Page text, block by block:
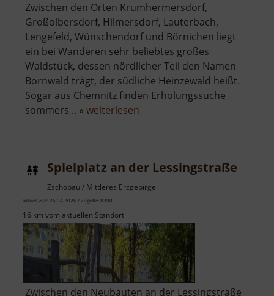
Zwischen den Orten Krumhermersdorf,
Großolbersdorf, Hilmersdorf, Lauterbach,
Lengefeld, Wünschendorf und Börnichen liegt
ein bei Wanderen sehr beliebtes großes
Waldstück, dessen nördlicher Teil den Namen
Bornwald trägt, der südliche Heinzewald heißt.
Sogar aus Chemnitz finden Erholungssuche
sommers .. » weiterlesen
Spielplatz an der Lessingstraße
Zschopau / Mittleres Erzgebirge
aktuell vom 26.04.2026 / Zugriffe: 8390
16 km vom aktuellen Standort
Zwischen den Neubauten an der Lessingstraße